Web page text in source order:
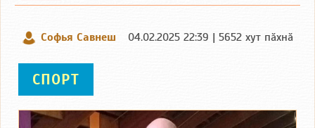
Софья Савнеш 04.02.2025 22:39 | 5652 хут пӑхнӑ
СПОРТ